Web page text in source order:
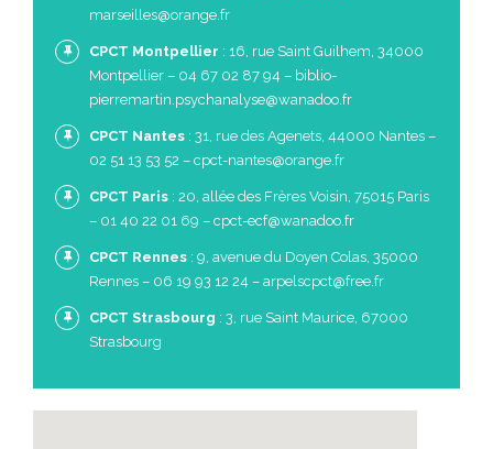
marseilles@orange.fr
CPCT Montpellier : 16, rue Saint Guilhem, 34000
Montpellier – 04 67 02 87 94 – biblio-
pierremartin.psychanalyse@wanadoo.fr
CPCT Nantes : 31, rue des Agenets, 44000 Nantes –
02 51 13 53 52 –cpct-nantes@orange.fr
CPCT Paris : 20, allée des Frères Voisin, 75015 Paris
– 01 40 22 01 69 –cpct-ecf@wanadoo.fr
CPCT Rennes : 9, avenue du Doyen Colas, 35000
Rennes – 06 19 93 12 24 –arpelscpct@free.fr
CPCT Strasbourg : 3, rue Saint Maurice, 67000
Strasbourg